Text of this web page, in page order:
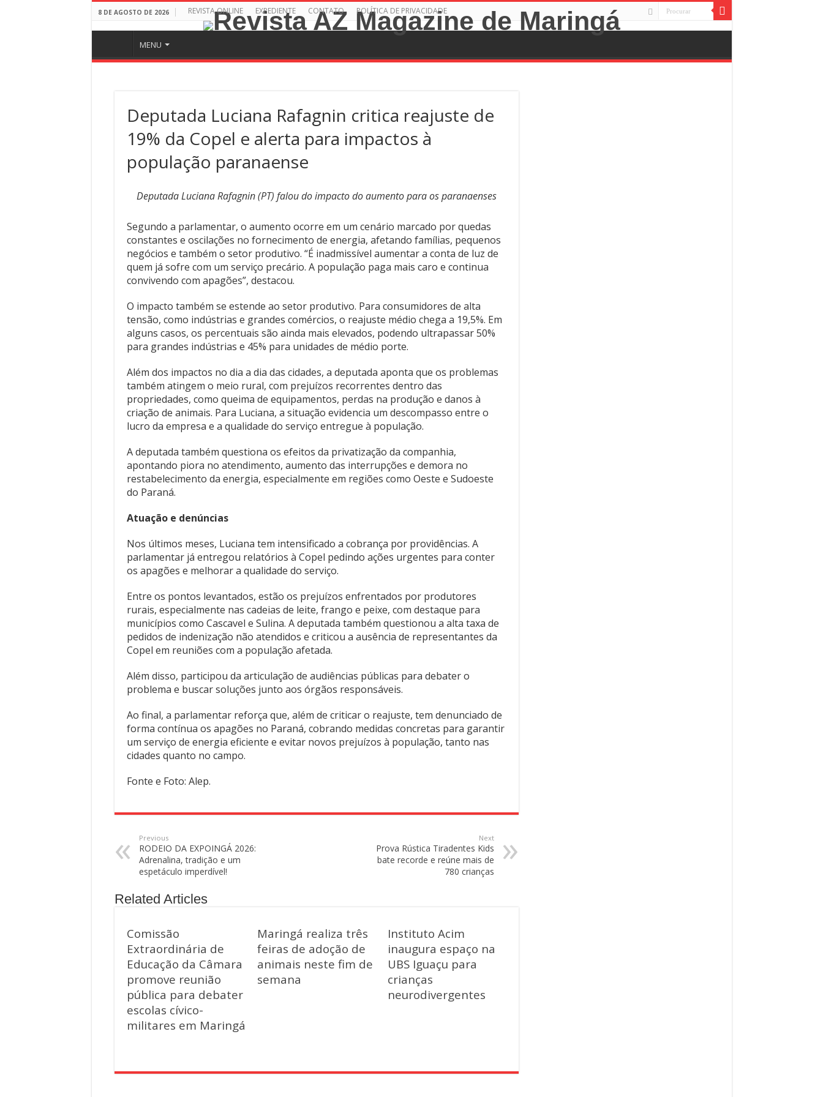
8 DE AGOSTO DE 2026 REVISTA ONLINE EXPEDIENTE CONTATO POLÍTICA DE PRIVACIDADE
MENU
Deputada Luciana Rafagnin critica reajuste de
19% da Copel e alerta para impactos à
população paranaense
Deputada Luciana Rafagnin (PT) falou do impacto do aumento para os paranaenses
Segundo a parlamentar, o aumento ocorre em um cenário marcado por quedas
constantes e oscilações no fornecimento de energia, afetando famílias, pequenos
negócios e também o setor produtivo. “É inadmissível aumentar a conta de luz de
quem já sofre com um serviço precário. A população paga mais caro e continua
convivendo com apagões”, destacou.
O impacto também se estende ao setor produtivo. Para consumidores de alta
tensão, como indústrias e grandes comércios, o reajuste médio chega a 19,5%. Em
alguns casos, os percentuais são ainda mais elevados, podendo ultrapassar 50%
para grandes indústrias e 45% para unidades de médio porte.
Além dos impactos no dia a dia das cidades, a deputada aponta que os problemas
também atingem o meio rural, com prejuízos recorrentes dentro das
propriedades, como queima de equipamentos, perdas na produção e danos à
criação de animais. Para Luciana, a situação evidencia um descompasso entre o
lucro da empresa e a qualidade do serviço entregue à população.
A deputada também questiona os efeitos da privatização da companhia,
apontando piora no atendimento, aumento das interrupções e demora no
restabelecimento da energia, especialmente em regiões como Oeste e Sudoeste
do Paraná.
Atuação e denúncias
Nos últimos meses, Luciana tem intensificado a cobrança por providências. A
parlamentar já entregou relatórios à Copel pedindo ações urgentes para conter
os apagões e melhorar a qualidade do serviço.
Entre os pontos levantados, estão os prejuízos enfrentados por produtores
rurais, especialmente nas cadeias de leite, frango e peixe, com destaque para
municípios como Cascavel e Sulina. A deputada também questionou a alta taxa de
pedidos de indenização não atendidos e criticou a ausência de representantes da
Copel em reuniões com a população afetada.
Além disso, participou da articulação de audiências públicas para debater o
problema e buscar soluções junto aos órgãos responsáveis.
Ao final, a parlamentar reforça que, além de criticar o reajuste, tem denunciado de
forma contínua os apagões no Paraná, cobrando medidas concretas para garantir
um serviço de energia eficiente e evitar novos prejuízos à população, tanto nas
cidades quanto no campo.
Fonte e Foto: Alep.
Previous
RODEIO DA EXPOINGÁ 2026:
Adrenalina, tradição e um
espetáculo imperdível!
Next
Prova Rústica Tiradentes Kids
bate recorde e reúne mais de
780 crianças
Related Articles
Comissão
Extraordinária de
Educação da Câmara
promove reunião
pública para debater
escolas cívico-
militares em Maringá
Maringá realiza três
feiras de adoção de
animais neste fim de
semana
Instituto Acim
inaugura espaço na
UBS Iguaçu para
crianças
neurodivergentes